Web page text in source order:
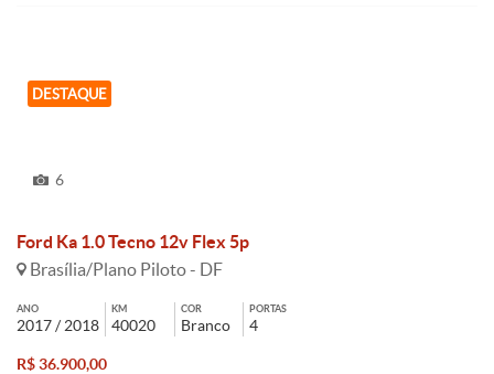
DESTAQUE
6
Ford Ka 1.0 Tecno 12v Flex 5p
Brasília/Plano Piloto - DF
ANO
2017 / 2018
KM
40020
COR
Branco
PORTAS
4
R$ 36.900,00